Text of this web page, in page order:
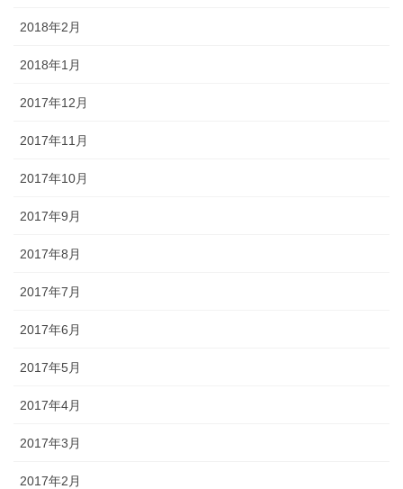
2018年2月
2018年1月
2017年12月
2017年11月
2017年10月
2017年9月
2017年8月
2017年7月
2017年6月
2017年5月
2017年4月
2017年3月
2017年2月